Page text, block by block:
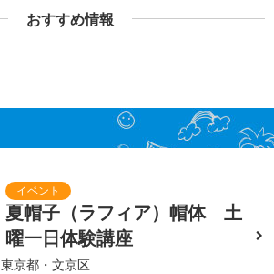
おすすめ情報
夏帽子（ラフィア）帽体 土
曜一日体験講座
東京都・文京区